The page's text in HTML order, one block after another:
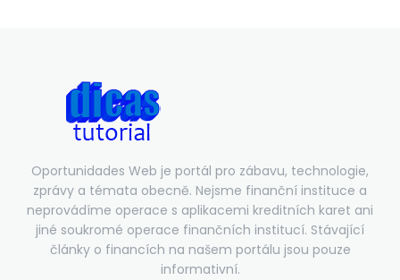
Oportunidades Web je portál pro zábavu, technologie,
zprávy a témata obecně. Nejsme finanční instituce a
neprovádíme operace s aplikacemi kreditních karet ani
jiné soukromé operace finančních institucí. Stávající
články o financích na našem portálu jsou pouze
informativní.